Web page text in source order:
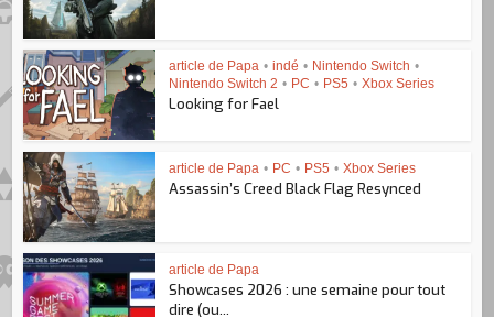
article de Papa • indé • Nintendo Switch •
Nintendo Switch 2 • PC • PS5 • Xbox Series
Looking for Fael
article de Papa • PC • PS5 • Xbox Series
Assassin’s Creed Black Flag Resynced
article de Papa
Showcases 2026 : une semaine pour tout
dire (ou...